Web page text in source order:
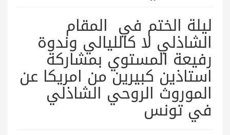
ليلة الختم في المقام
الشاذلي لا كالليالي وندوة
رفيعة المستوي بمشاركة
استاذين كبيرين من امريكا عن
الموروث الروحي الشاذلي
في تونس